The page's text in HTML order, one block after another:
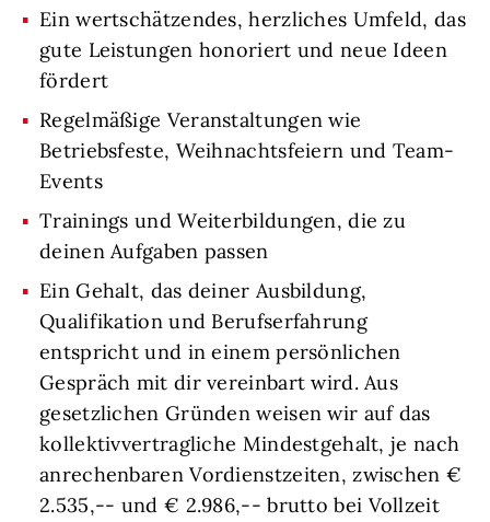
Ein wertschätzendes, herzliches Umfeld, das
gute Leistungen honoriert und neue Ideen
fördert
Regelmäßige Veranstaltungen wie
Betriebsfeste, Weihnachtsfeiern und Team-
Events
Trainings und Weiterbildungen, die zu
deinen Aufgaben passen
Ein Gehalt, das deiner Ausbildung,
Qualifikation und Berufserfahrung
entspricht und in einem persönlichen
Gespräch mit dir vereinbart wird. Aus
gesetzlichen Gründen weisen wir auf das
kollektivvertragliche Mindestgehalt, je nach
anrechenbaren Vordienstzeiten, zwischen €
2.535,-- und € 2.986,-- brutto bei Vollzeit